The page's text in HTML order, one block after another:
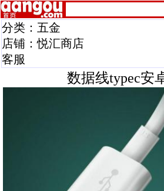
分类： 五金
店铺：悦汇商店
客服
数据线typec安